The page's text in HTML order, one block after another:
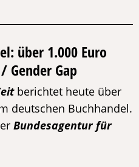
über 1.000 Euro
Gap
berichtet heute über
deutschen Buchhandel.
Bundesagentur für